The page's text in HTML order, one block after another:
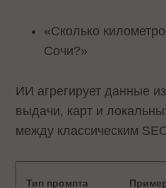
«Сколько
Сочи?»
ИИ агрегирует данные
выдачи, карт и
между классическим
Тип промпта